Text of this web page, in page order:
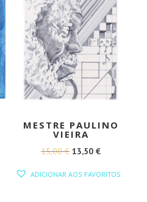
MESTRE PAULINO
VIEIRA
15,00€ O
13,50 €O
ADICIONAR AOS FAVORITOS